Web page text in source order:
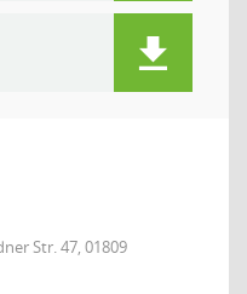
Str. 47, 01809